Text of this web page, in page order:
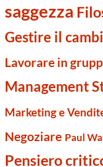
saggezza
Gestire il
Lavorare in
Management
Marketing e
Negoziare Paul
Pensiero